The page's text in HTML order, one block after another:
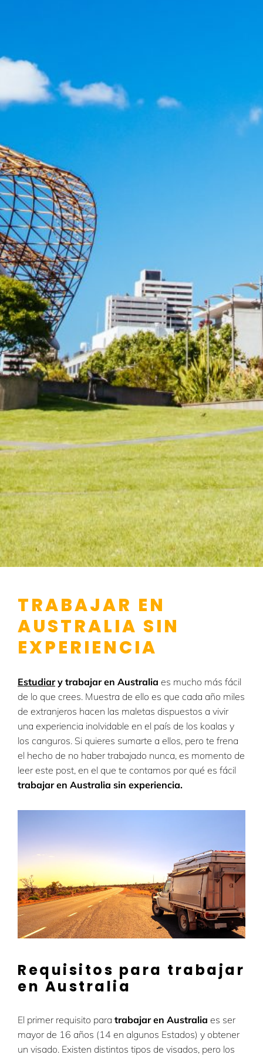
TRABAJAR EN
AUSTRALIA SIN
EXPERIENCIA
Estudiary trabajar en Australia es mucho más fácil
de lo que crees. Muestra de ello es que cada año miles
de extranjeros hacen las maletas dispuestos a vivir
una experiencia inolvidable en el país de los koalas y
los canguros. Si quieres sumarte a ellos, pero te frena
el hecho de no haber trabajado nunca, es momento de
leer este post, en el que te contamos por qué es fácil
trabajar en Australia sin experiencia.
Requisitos para trabajar
en Australia
El primer requisito para trabajar en Australia es ser
mayor de 16 años (14 en algunos Estados) y obtener
un visado. Existen distintos tipos de visados, pero los